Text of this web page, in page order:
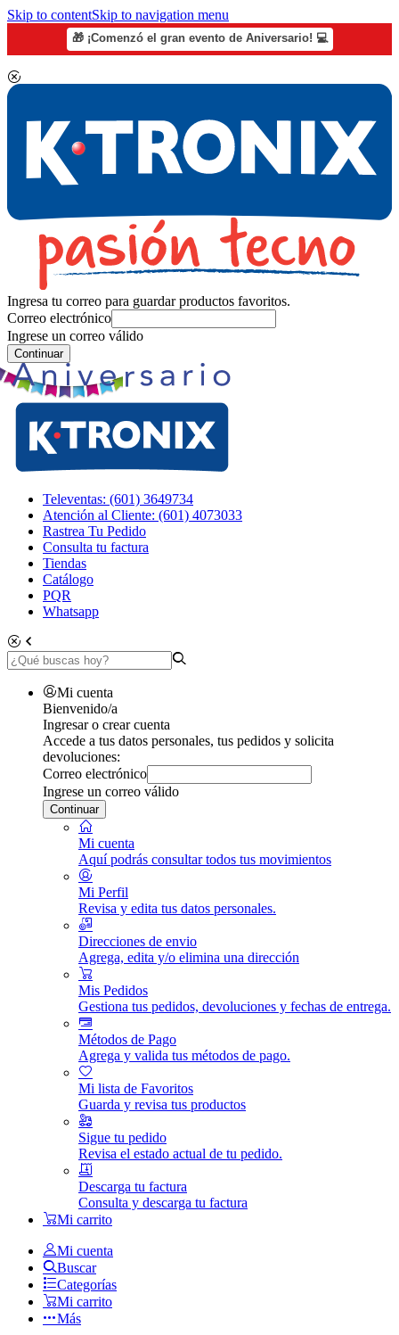
Skip to contentSkip to navigation menu
🎁 ¡Comenzó el gran evento de Aniversario! 💻
Ingresa tu correo para guardar productos favoritos.
Correo electrónico
Ingrese un correo válido
Continuar
Televentas: (601) 3649734
Atención al Cliente: (601) 4073033
Rastrea Tu Pedido
Consulta tu factura
Tiendas
Catálogo
PQR
Whatsapp
Mi cuenta
Bienvenido/a
Ingresar o crear cuenta
Accede a tus datos personales, tus pedidos y solicita
devoluciones:
Correo electrónico
Ingrese un correo válido
Continuar
Mi cuenta
Aquí podrás consultar todos tus movimientos
Mi Perfil
Revisa y edita tus datos personales.
Direcciones de envio
Agrega, edita y/o elimina una dirección
Mis Pedidos
Gestiona tus pedidos, devoluciones y fechas de entrega.
Métodos de Pago
Agrega y valida tus métodos de pago.
Mi lista de Favoritos
Guarda y revisa tus productos
Sigue tu pedido
Revisa el estado actual de tu pedido.
Descarga tu factura
Consulta y descarga tu factura
Mi carrito
Mi cuenta
Buscar
Categorías
Mi carrito
Más